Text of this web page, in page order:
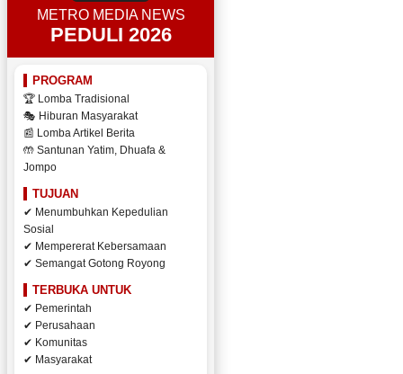
METRO MEDIA NEWS
PEDULI 2026
PROGRAM
🏆 Lomba Tradisional
🎭 Hiburan Masyarakat
📰 Lomba Artikel Berita
🤲 Santunan Yatim, Dhuafa &
Jompo
TUJUAN
✔ Menumbuhkan Kepedulian
Sosial
✔ Mempererat Kebersamaan
✔ Semangat Gotong Royong
TERBUKA UNTUK
✔ Pemerintah
✔ Perusahaan
✔ Komunitas
✔ Masyarakat